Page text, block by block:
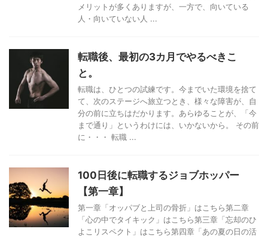
メリットが多くありますが、一方で、向いている
人・向いていない人 ...
転職後、最初の3カ月でやるべきこ
と。
転職は、ひとつの試練です。今までいた環境を捨て
て、次のステージへ旅立つとき、様々な障害が、自
分の前に立ちはだかります。あらゆることが、「今
まで通り」というわけには、いかないから。 その前
に・・・ 転職 ...
100日後に転職するジョブホッパー
【第一章】
第一章「オッパブと上司の骨折」はこちら第二章
「心の中でタイキック」はこちら第三章「忘却のひ
よこリスペクト」はこちら第四章「あの夏の日の活